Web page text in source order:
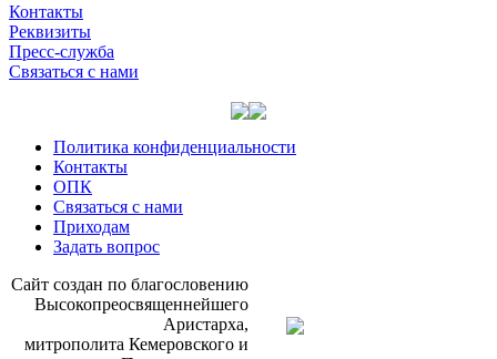
Контакты
Реквизиты
Пресс-служба
Связаться с нами
Политика конфиденциальности
Контакты
ОПК
Связаться с нами
Приходам
Задать вопрос
Сайт со­здан по бла­го­сло­ве­нию
Вы­со­ко­прео­свя­щен­ней­ше­го
Ари­стар­ха,
мит­ро­по­ли­та Ке­ме­ров­ско­го и